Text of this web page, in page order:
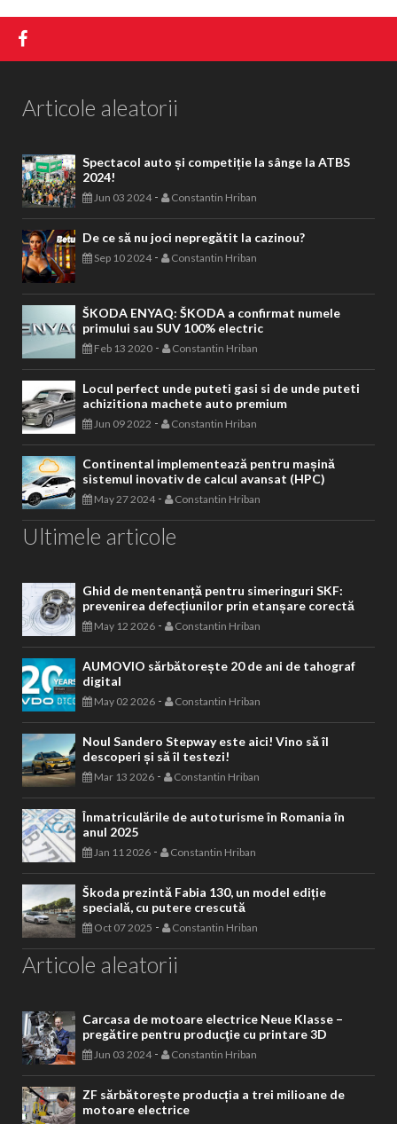
Articole aleatorii
Spectacol auto și competiție la sânge la ATBS
2024!
Jun 03 2024- Constantin Hriban
De ce să nu joci nepregătit la cazinou?
Sep 10 2024- Constantin Hriban
ŠKODA ENYAQ: ŠKODA a confirmat numele
primului sau SUV 100% electric
Feb 13 2020 - Constantin Hriban
Locul perfect unde puteti gasi si de unde puteti
achizitiona machete auto premium
Jun 09 2022 - Constantin Hriban
Continental implementează pentru mașină
sistemul inovativ de calcul avansat (HPC)
May 27 2024- Constantin Hriban
Ultimele articole
Ghid de mentenanță pentru simeringuri SKF:
prevenirea defecțiunilor prin etanșare corectă
May 12 2026 - Constantin Hriban
AUMOVIO sărbătorește 20 de ani de tahograf
digital
May 02 2026 - Constantin Hriban
Noul Sandero Stepway este aici! Vino să îl
descoperi și să îl testezi!
Mar 13 2026 - Constantin Hriban
Înmatriculările de autoturisme în Romania în
anul 2025
Jan 11 2026 - Constantin Hriban
Škoda prezintă Fabia 130, un model ediție
specială, cu putere crescută
Oct 07 2025 - Constantin Hriban
Articole aleatorii
Carcasa de motoare electrice Neue Klasse –
pregătire pentru producţie cu printare 3D
Jun 03 2024- Constantin Hriban
ZF sărbătorește producția a trei milioane de
motoare electrice